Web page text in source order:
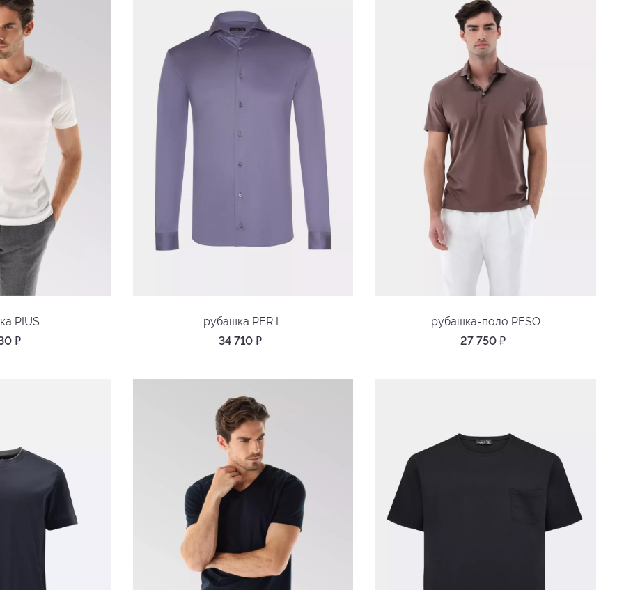
PIUS
₽
рубашка PER L
34 710 ₽
рубашка-поло PESO
27 750₽